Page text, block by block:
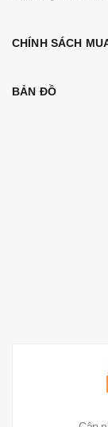
CHÍNH SÁCH
BẢN ĐỒ